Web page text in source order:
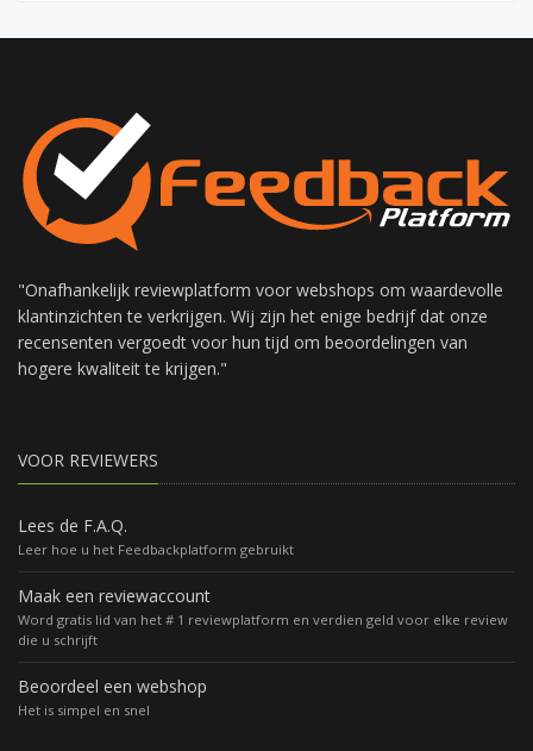
"Onafhankelijk reviewplatform voor webshops om waardevolle
klantinzichten te verkrijgen. Wij zijn het enige bedrijf dat onze
recensenten vergoedt voor hun tijd om beoordelingen van
hogere kwaliteit te krijgen."
VOOR REVIEWERS
Lees de F.A.Q.
Leer hoe u het Feedbackplatform gebruikt
Maak een reviewaccount
Word gratis lid van het # 1 reviewplatform en verdien geld voor elke review
die u schrijft
Beoordeel een webshop
Het is simpel en snel